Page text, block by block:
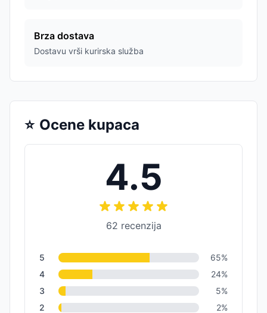
Brza dostava
Dostavu vrši kurirska služba
⭐ Ocene kupaca
4.5
62 recenzija
5 65%
4
24%
3
5%
2
2%